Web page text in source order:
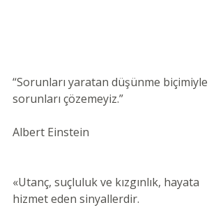
“Sorunları yaratan düşünme biçimiyle
sorunları çözemeyiz.”
Albert Einstein
«Utanç, suçluluk ve kızgınlık, hayata
hizmet eden sinyallerdir.